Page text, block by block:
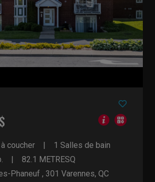
coucher
1 Salles de bain
82.1 METRESQ
Phaneuf , 301 Varennes, QC